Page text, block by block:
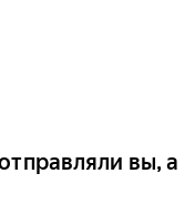
вы, а